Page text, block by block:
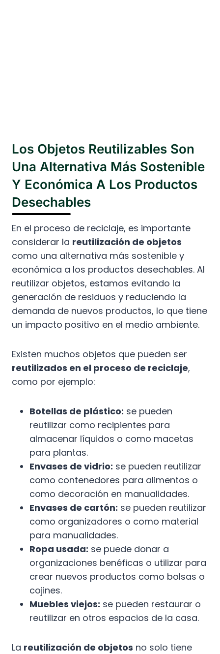
Los Objetos Reutilizables Son
Una Alternativa Más Sostenible
Y Económica A Los Productos
Desechables
En el proceso de reciclaje, es importante
considerar la reutilización de objetos
como una alternativa más sostenible y
económica a los productos desechables. Al
reutilizar objetos, estamos evitando la
generación de residuos y reduciendo la
demanda de nuevos productos, lo que tiene
un impacto positivo en el medio ambiente.
Existen muchos objetos que pueden ser
reutilizados en el proceso de reciclaje,
como por ejemplo:
Botellas de plástico: se pueden
reutilizar como recipientes para
almacenar líquidos o como macetas
para plantas.
Envases de vidrio: se pueden reutilizar
como contenedores para alimentos o
como decoración en manualidades.
Envases de cartón: se pueden reutilizar
como organizadores o como material
para manualidades.
Ropa usada: se puede donar a
organizaciones benéficas o utilizar para
crear nuevos productos como bolsas o
cojines.
Muebles viejos: se pueden restaurar o
reutilizar en otros espacios de la casa.
La reutilización de objetos no solo tiene